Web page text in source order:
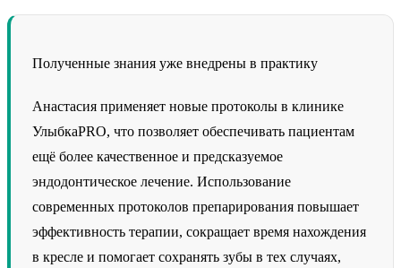
Полученные знания уже внедрены в практику
Анастасия применяет новые протоколы в клинике
УлыбкаPRO, что позволяет обеспечивать пациентам
ещё более качественное и предсказуемое
эндодонтическое лечение. Использование
современных протоколов препарирования повышает
эффективность терапии, сокращает время нахождения
в кресле и помогает сохранять зубы в тех случаях,